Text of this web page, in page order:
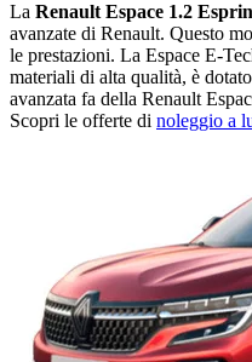
La Renault Espace 1.2
avanzate di Renault. Questo
le prestazioni. La Espace E-
materiali di alta qualità, è
avanzata fa della Renault
Scopri le offerte di noleggio a